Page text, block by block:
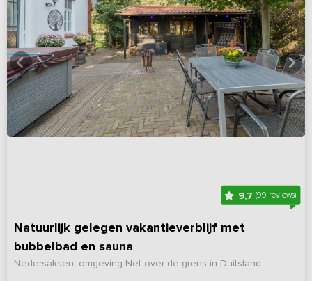
9,7(99 reviews)
Natuurlijk gelegen vakantieverblijf met
bubbelbad en sauna
Nedersaksen, omgeving Net over de grens in Duitsland